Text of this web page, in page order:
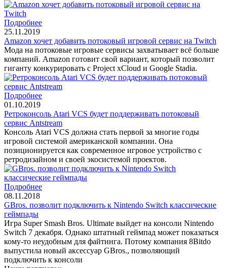
Подробнее
25.11.2019
Amazon хочет добавить потоковый игровой сервис на Twitch
Мода на потоковые игровые сервисы захватывает всё больше
компаний. Amazon готовит свой вариант, который позволит
гиганту конкурировать с Project xCloud и Google Stadia.
Подробнее
01.10.2019
Ретроконсоль Atari VCS будет поддерживать потоковый
сервис Antstream
Консоль Atari VCS должна стать первой за многие годы
игровой системой американской компании. Она
позиционируется как современное игровое устройство с
ретродизайном и своей экосистемой проектов.
Подробнее
08.11.2018
GBros. позволит подключить к Nintendo Switch классические
геймпады
Игра Super Smash Bros. Ultimate выйдет на консоли Nintendo
Switch 7 декабря. Однако штатный геймпад может показаться
кому-то неудобным для файтинга. Потому компания 8Bitdo
выпустила новый аксессуар GBros., позволяющий
подключить к консоли